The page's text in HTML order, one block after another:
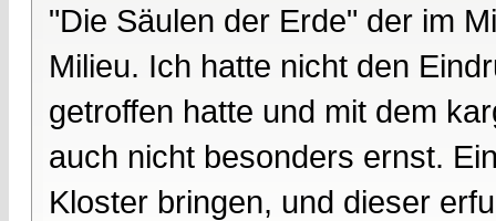
"Die Säulen der Erde" der im
Milieu. Ich hatte nicht den
getroffen hatte und mit dem
auch nicht besonders ernst.
Kloster bringen, und dieser